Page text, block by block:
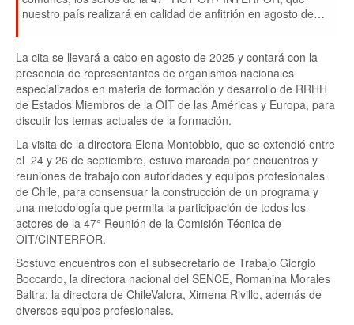
nuestro país realizará en calidad de anfitrión en agosto de
La cita se llevará a cabo en agosto de 2025 y contará con la
presencia de representantes de organismos nacionales
especializados en materia de formación y desarrollo de RRHH
de Estados Miembros de la OIT de las Américas y Europa, para
discutir los temas actuales de la formación.
La visita de la directora Elena Montobbio, que se extendió entre
el 24 y 26 de septiembre, estuvo marcada por encuentros y
reuniones de trabajo con autoridades y equipos profesionales
de Chile, para consensuar la construcción de un programa y
una metodología que permita la participación de todos los
actores de la 47° Reunión de la Comisión Técnica de
OIT/CINTERFOR.
Sostuvo encuentros con el subsecretario de Trabajo Giorgio
Boccardo, la directora nacional del SENCE, Romanina Morales
Baltra; la directora de ChileValora, Ximena Rivillo, además de
diversos equipos profesionales.